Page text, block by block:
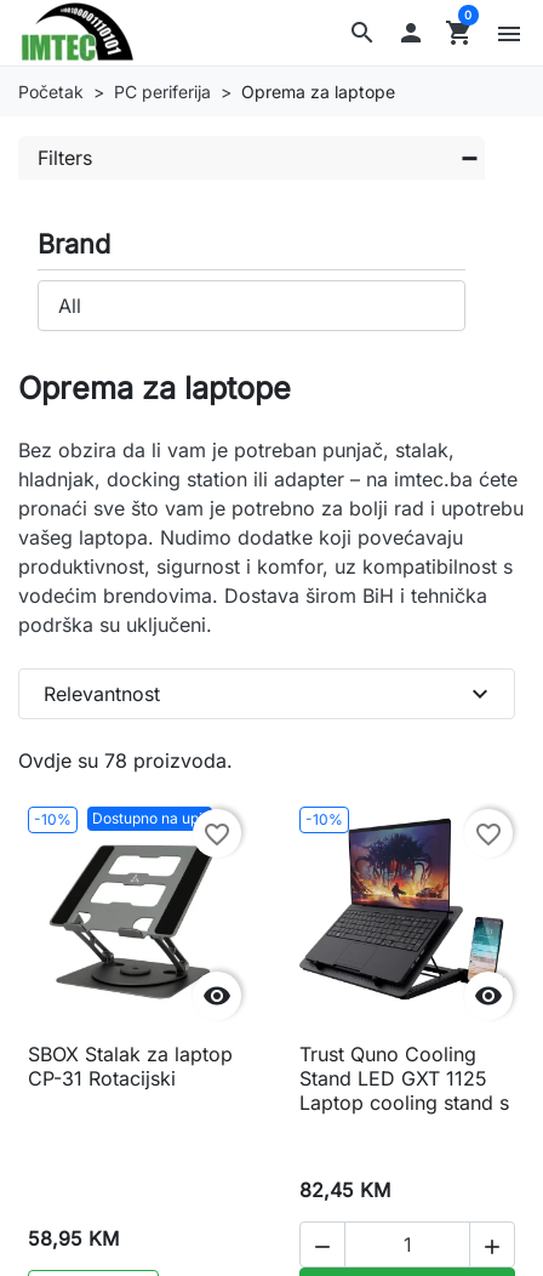
search  shopping_cart
0
menu
Početak PC periferija Oprema za laptope
Filters
Brand
Oprema za laptope
Bez obzira da li vam je potreban punjač, stalak,
hladnjak, docking station ili adapter – na imtec.ba ćete
pronaći sve što vam je potrebno za bolji rad i upotrebu
vašeg laptopa. Nudimo dodatke koji povećavaju
produktivnost, sigurnost i komfor, uz kompatibilnost s
vodećim brendovima. Dostava širom BiH i tehnička
podrška su uključeni.
Ovdje su 78 proizvoda.
Relevantnost expand_more
-10% Dostupno na upit

favorite_border
SBOX Stalak za laptop
CP-31 Rotacijski
58,95 KM
-10%

favorite_border
Trust Quno Cooling
Stand LED GXT 1125
Laptop cooling stand s
82,45 KM
 